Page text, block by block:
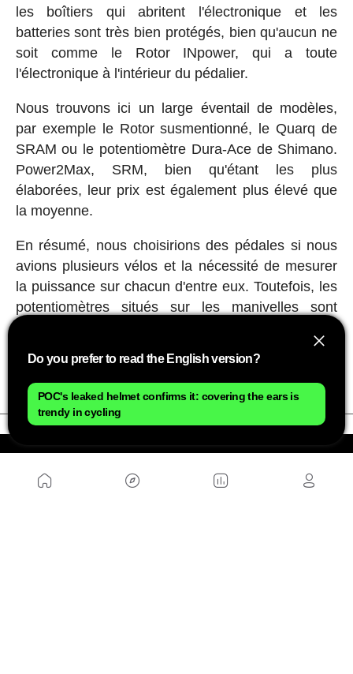
les boîtiers qui abritent l'électronique et les
batteries sont très bien protégés, bien qu'aucun ne
soit comme le Rotor INpower, qui a toute
l'électronique à l'intérieur du pédalier.
Nous trouvons ici un large éventail de modèles,
par exemple le Rotor susmentionné, le Quarq de
SRAM ou le potentiomètre Dura-Ace de Shimano.
Power2Max, SRM, bien qu'étant les plus
élaborées, leur prix est également plus élevé que
la moyenne.
En résumé, nous choisirions des pédales si nous
avions plusieurs vélos et la nécessité de mesurer
la puissance sur chacun d'entre eux. Toutefois, les
potentiomètres situés sur les manivelles sont
durée de vie beaucoup plus longue à ce
composant.
Do you prefer to read the English version?
POC's leaked helmet confirms it: covering the ears is
trendy in cycling